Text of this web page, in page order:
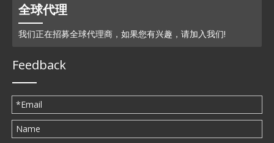
全球代理
我们正在招募全球代理商，如果您有兴趣，请加入我们!
Feedback